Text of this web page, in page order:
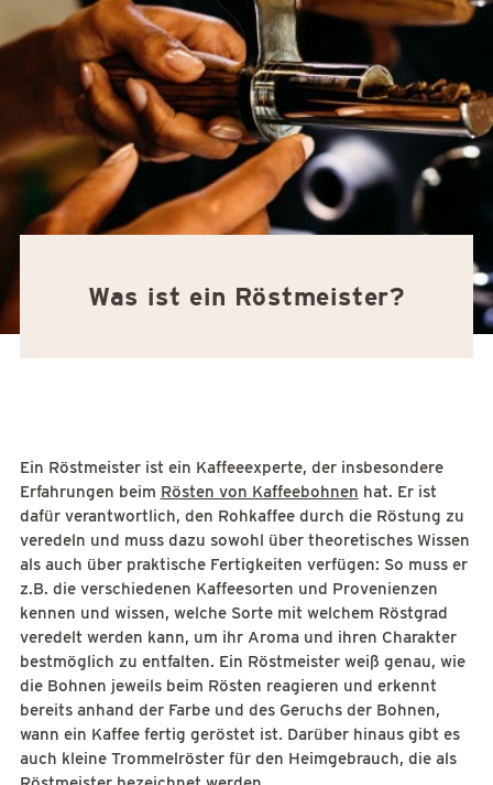
Was ist ein Röstmeister?
Ein Röstmeister ist ein Kaffeeexperte, der insbesondere
Erfahrungen beim Rösten von Kaffeebohnen hat. Er ist
dafür verantwortlich, den Rohkaffee durch die Röstung zu
veredeln und muss dazu sowohl über theoretisches Wissen
als auch über praktische Fertigkeiten verfügen: So muss er
z.B. die verschiedenen Kaffeesorten und Provenienzen
kennen und wissen, welche Sorte mit welchem Röstgrad
veredelt werden kann, um ihr Aroma und ihren Charakter
bestmöglich zu entfalten. Ein Röstmeister weiß genau, wie
die Bohnen jeweils beim Rösten reagieren und erkennt
bereits anhand der Farbe und des Geruchs der Bohnen,
wann ein Kaffee fertig geröstet ist. Darüber hinaus gibt es
auch kleine Trommelröster für den Heimgebrauch, die als